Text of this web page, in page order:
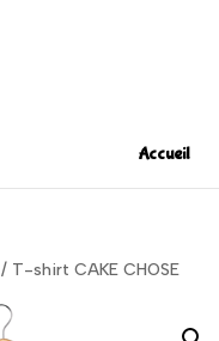
Accueil
/ T-shirt CAKE CHOSE